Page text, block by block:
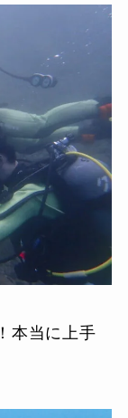
本当に上手